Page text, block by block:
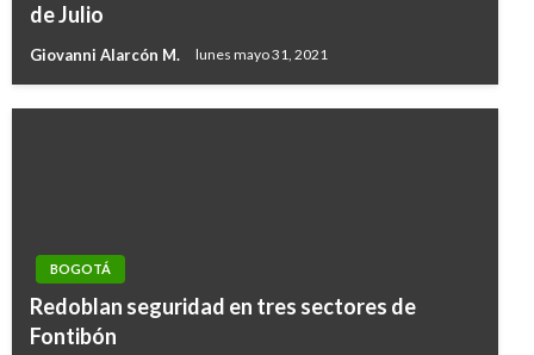
de Julio
Giovanni Alarcón M. lunes mayo 31, 2021
BOGOTÁ
Redoblan seguridad en tres sectores de
Fontibón